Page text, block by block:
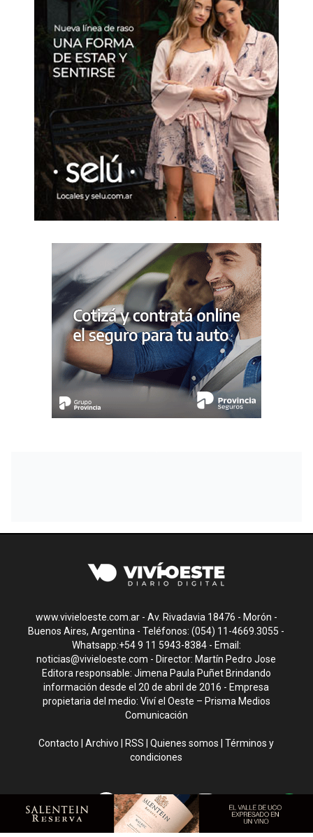
www.vivieloeste.com.ar - Av. Rivadavia 18476 - Morón -
Buenos Aires, Argentina - Teléfonos: (054) 11-4669.3055 -
Whatsapp:+54 9 11 5943-8384 - Email:
noticias@vivieloeste.com - Director: Martín Pedro Jose
Editora responsable: Jimena Paula Puñet Brindando
información desde el 20 de abril de 2016 - Empresa
propietaria del medio: Viví el Oeste – Prisma Medios
Comunicación
Contacto |Archivo RSS |Quienes somos |Términos y
condiciones